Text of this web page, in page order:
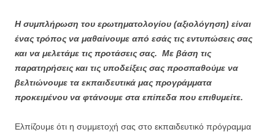
Η συμπλήρωση του ερωτηματολογίου (αξιολόγηση) είναι
ένας τρόπος να μαθαίνουμε από εσάς τις εντυπώσεις σας
και να μελετάμε τις προτάσεις σας. Με βάση τις
παρατηρήσεις και τις υποδείξεις σας προσπαθούμε να
βελτιώνουμε τα εκπαιδευτικά μας προγράμματα
προκειμένου να φτάνουμε στα επίπεδα που επιθυμείτε.
Ελπίζουμε ότι η συμμετοχή σας στο εκπαιδευτικό πρόγραμμα